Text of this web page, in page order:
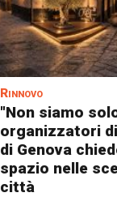
Rinnovo
"Non siamo
organizzatori
di Genova
spazio nelle
città